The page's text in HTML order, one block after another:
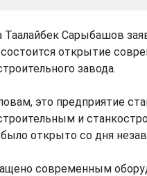
Сарыбашов
открытие
завода.
это предприятие
и
открыто со дня
современным